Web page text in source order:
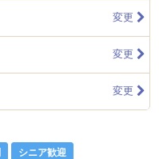
変更
変更
変更
シニア歓迎